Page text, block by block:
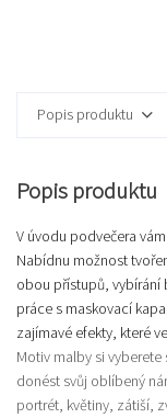
Popis produktu
Popis produktu
V úvodu podvečera
Nabídnu možnost
obou přístupů, vybírání
práce s maskovací
zajímavé efekty, které
Motiv malby si
donést svůj oblíbený
portrét, květiny, zátiší,